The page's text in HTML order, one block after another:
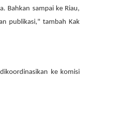
Bahkan sampai ke Riau,
publikasi," tambah Kak
ke komisi